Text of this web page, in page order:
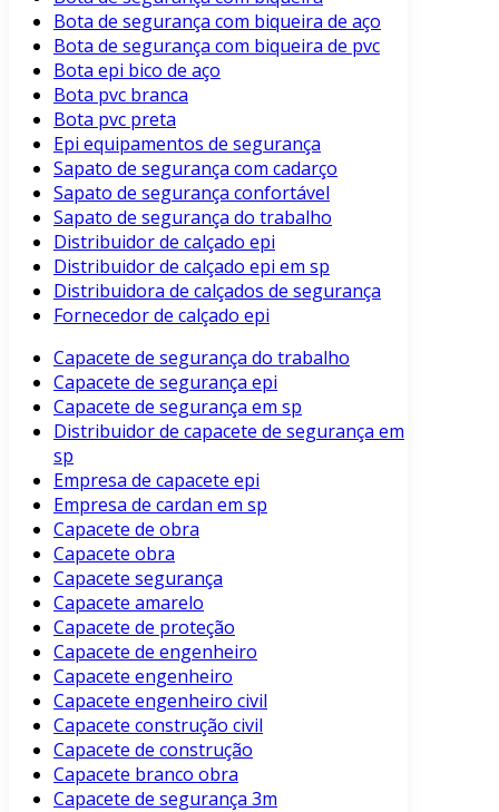
Bota de segurança com biqueira de aço
Bota de segurança com biqueira de pvc
Bota epi bico de aço
Bota pvc branca
Bota pvc preta
Epi equipamentos de segurança
Sapato de segurança com cadarço
Sapato de segurança confortável
Sapato de segurança do trabalho
Distribuidor de calçado epi
Distribuidor de calçado epi em sp
Distribuidora de calçados de segurança
Fornecedor de calçado epi
Capacete de segurança do trabalho
Capacete de segurança epi
Capacete de segurança em sp
Distribuidor de capacete de segurança em
sp
Empresa de capacete epi
Empresa de cardan em sp
Capacete de obra
Capacete obra
Capacete segurança
Capacete amarelo
Capacete de proteção
Capacete de engenheiro
Capacete engenheiro
Capacete engenheiro civil
Capacete construção civil
Capacete de construção
Capacete branco obra
Capacete de segurança 3m